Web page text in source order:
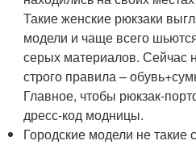
Такие женские рюкзаки
модели и чаще всего
серых материалов. Сейчас
строго правила –
Главное, чтобы рюкзак-
дресс-код модницы.
Городские модели не такие